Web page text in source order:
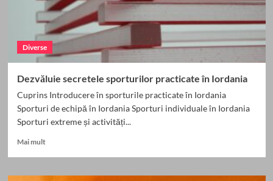
Diverse
Dezvăluie secretele sporturilor practicate în Iordania
Cuprins Introducere în sporturile practicate în Iordania
Sporturi de echipă în Iordania Sporturi individuale în Iordania
Sporturi extreme și activități...
Mai multRead
Dezvăluie